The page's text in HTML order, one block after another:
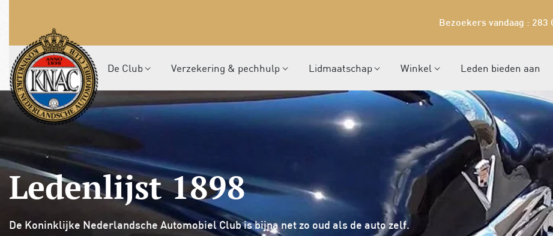
Bezoekers vandaag : 283
De Club Verzekering & pechhulp Lidmaatschap Winkel Leden bieden aan
Ledenlijst 1898
De Koninklijke Nederlandsche Automobiel Club is bijna net zo oud als de auto zelf.